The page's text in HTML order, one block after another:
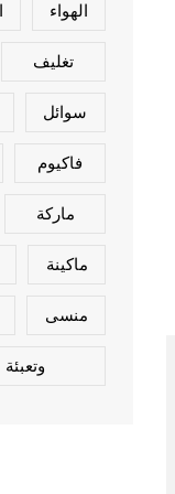
الهواء
تغليف
سوائل
فاكيوم
ماركة
ماكينة
منسى
وتعبئة